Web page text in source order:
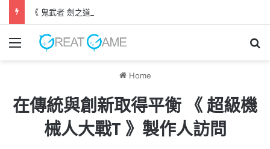
《 鬼武者 劍之道 》 實機試玩報告 源義經將是事件的起源！？
Menu
Home
在傳統與創新取得平衡 《 超級機
械人大戰T 》製作人訪問